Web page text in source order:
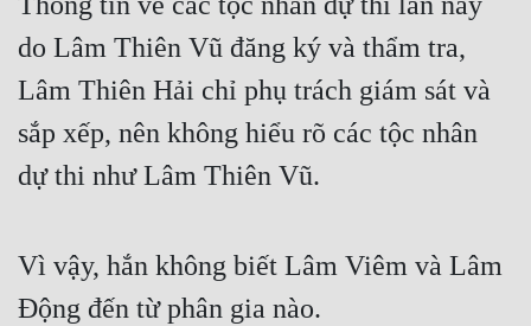
Du Hí
Dã Sử
Dị Giới
Dị Năng
Góc Nhìn Nam
do Lâm Thiên Vũ đăng ký và thẩm tra,
Lâm Thiên Hải chỉ phụ trách giám sát và
sắp xếp, nên không hiểu rõ các tộc nhân
dự thi như Lâm Thiên Vũ.
Vì vậy, hắn không biết Lâm Viêm và Lâm
Động đến từ phân gia nào.